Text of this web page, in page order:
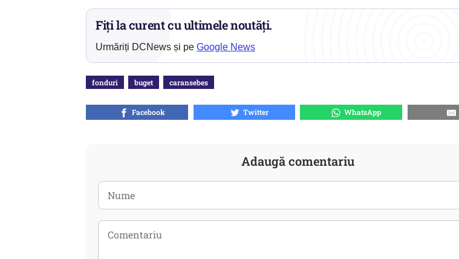
Fiți la curent cu ultimele noutăți.
Urmăriți DCNews și pe Google News
fonduri buget caransebes
Facebook Twitter WhatsApp
Adaugă comentariu